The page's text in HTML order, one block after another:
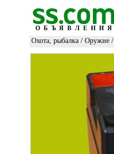
ОБЪЯВЛЕНИЯ
Охота, рыбалка / Оружие /